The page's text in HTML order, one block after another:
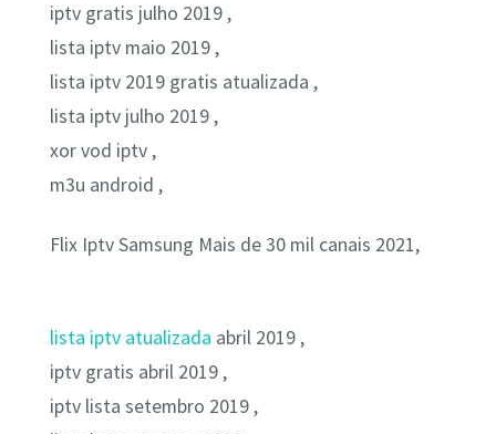
iptv gratis julho 2019 ,
lista iptv maio 2019 ,
lista iptv 2019 gratis atualizada ,
lista iptv julho 2019 ,
xor vod iptv ,
m3u android ,
Flix Iptv Samsung Mais de 30 mil canais 2021,
lista iptv atualizada abril 2019 ,
iptv gratis abril 2019 ,
iptv lista setembro 2019 ,